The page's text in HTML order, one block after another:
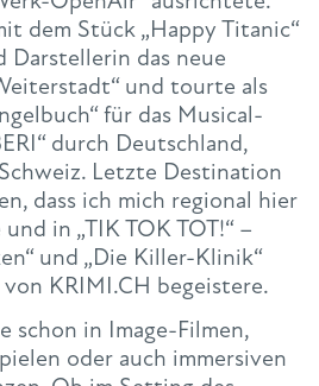
dem Stück „Happy Titanic“
Darstellerin das neue
und tourte als
für das Musical-
durch Deutschland,
Letzte Destination
dass ich mich regional hier
in „TIK TOK TOT!“ –
und „Die Killer-Klinik“
KRIMI.CH begeistere.
schon in Image-Filmen,
oder auch immersiven